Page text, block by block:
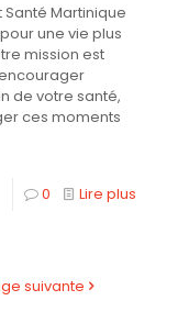
Martinique
une vie plus
mission est
de votre santé,
ces moments
0 Lire plus
suivante